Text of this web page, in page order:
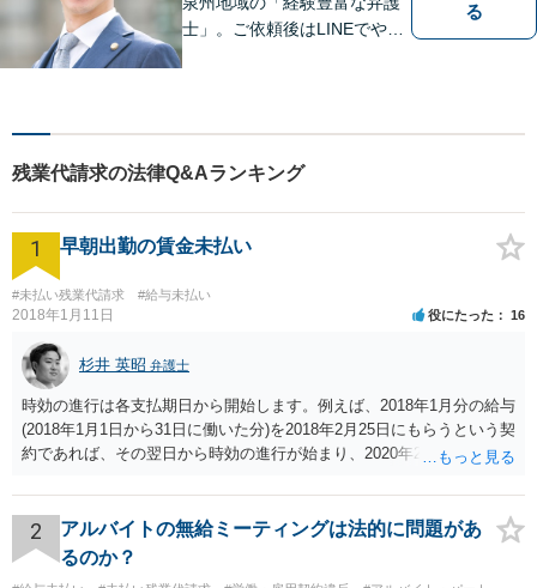
士」。ご依頼後はLINEでやり
制。グループ会社に税理士法
人・社労士事務所・不動産会
社があり問題を丸ごと解決！
る
残業代請求の法律Q&Aランキング
1 早朝出勤の賃金未払い
#未払い残業代請求 #給与未払い
2018年1月11日 役にたった 16
杉井 英昭 弁護士
時効の進行は各支払期日から開始します。例えば、2018年1月分の給与
(2018年1月1日から31日に働いた分)を2018年2月25日にもらうという契
約であれば、その翌日から時効の進行が始まり、2020年2月25日の経
2
アルバイトの無給ミーティングは法的に問題があ
るのか？